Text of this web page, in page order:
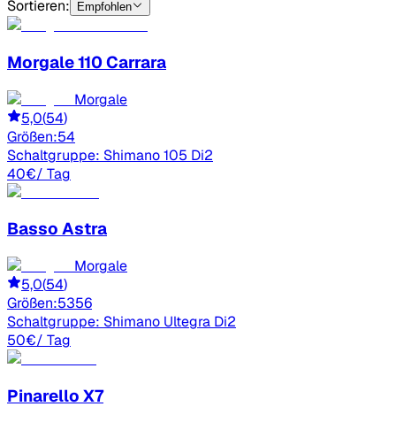
Sortieren: Empfohlen
Morgale110 Carrara
Morgale
5,0(54)
Größen:54
Schaltgruppe: Shimano 105 Di2
40€/ Tag
Basso Astra
Morgale
5,0(54)
Größen:5356
Schaltgruppe: Shimano Ultegra Di2
50€/ Tag
Pinarello X7